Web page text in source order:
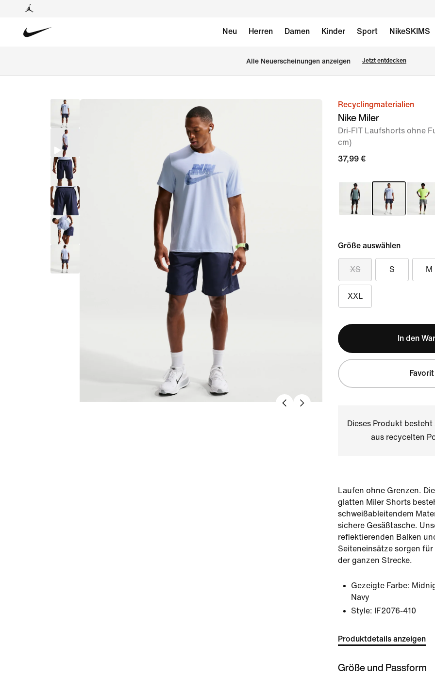
Neu Herren Damen Kinder Sport NikeSKIMS
Alle Neuerscheinungen anzeigen Jetzt entdecken
Bild 1Recyclingmaterialien
Nike Miler
Dri-FIT Laufshorts ohne
cm)
37,99 €
Größe auswählen
XS S M
XXL
In den
Favorit
Dieses Produkt
aus recycelten
Laufen ohne Grenzen.
glatten Miler Shorts
schweißableitendem
sichere Gesäßtasche.
reflektierenden Balken
Seiteneinsätze sorgen
der ganzen Strecke.
Gezeigte Farbe:
Navy
Style:
IF2076-410
Produktdetails anzeigen
Größe und Passform